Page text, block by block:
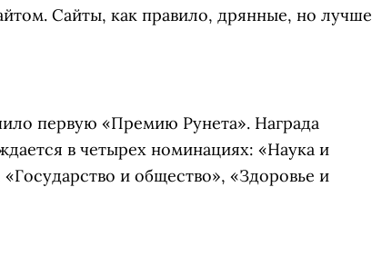
Сайты, как правило, дрянные, но лучше
первую «Премию Рунета». Награда
в четырех номинациях: «Наука и
и общество», «Здоровье и